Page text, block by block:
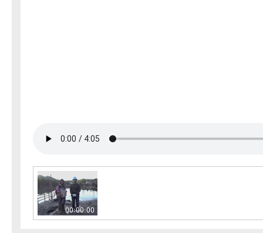
00:00:00